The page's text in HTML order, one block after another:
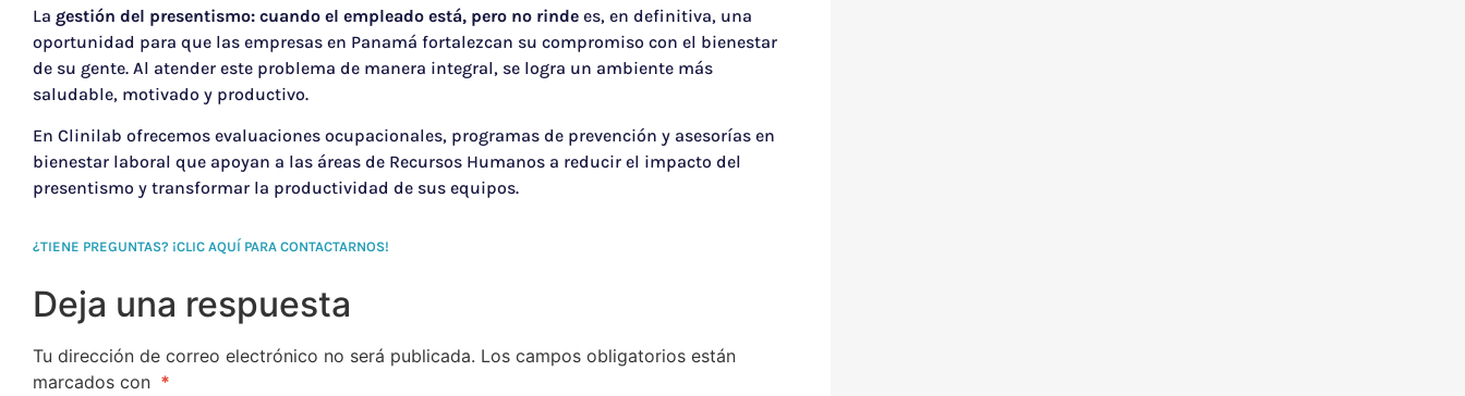
La gestión del presentismo: cuando el empleado está, pero no rinde es, en definitiva, una
oportunidad para que las empresas en Panamá fortalezcan su compromiso con el bienestar
de su gente. Al atender este problema de manera integral, se logra un ambiente más
saludable, motivado y productivo.
En Clinilab ofrecemos evaluaciones ocupacionales, programas de prevención y asesorías en
bienestar laboral que apoyan a las áreas de Recursos Humanos a reducir el impacto del
presentismo y transformar la productividad de sus equipos.
¿TIENE PREGUNTAS? ¡CLIC AQUÍ PARA CONTACTARNOS!
Deja una respuesta
Tu dirección de correo electrónico no será publicada. Los campos obligatorios están
marcados con *